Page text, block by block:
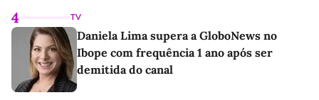
4 TV
Daniela Lima supera a GloboNews no
Ibope com frequência 1 ano após ser
demitida do canal